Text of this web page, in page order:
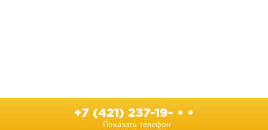
+7 (421) 237-19- • •
Показать телефон